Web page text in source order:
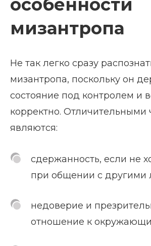
особенности
мизантропа
Не так легко сразу
мизантропа, поскольку он
состояние под контролем и
корректно. Отличительными
являются:
сдержанность, если не
при общении с другими
недоверие и
отношение к